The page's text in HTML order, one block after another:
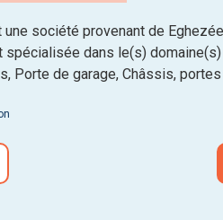
une société provenant de
dans le(s)
Porte de garage, Châssis,